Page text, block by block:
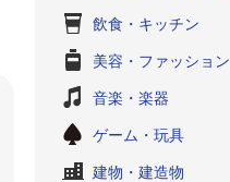
飲食・キッチン
美容・ファッション
音楽・楽器
ゲーム・玩具
建物・建造物